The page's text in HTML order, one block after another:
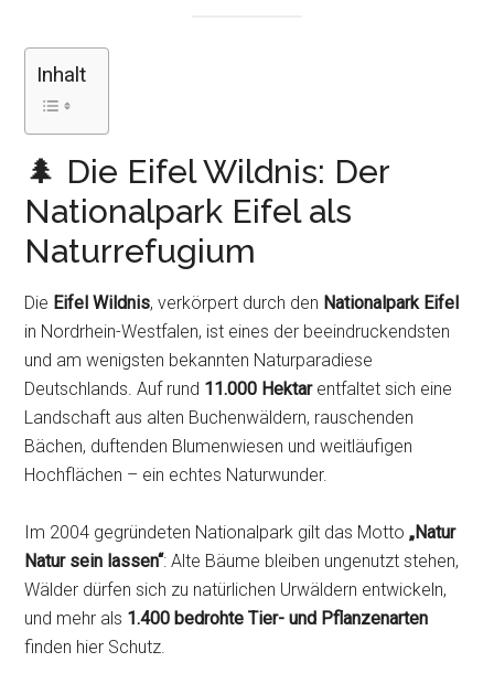
Inhalt
🌲 Die Eifel Wildnis: Der
Nationalpark Eifel als
Naturrefugium
Die Eifel Wildnis, verkörpert durch den Nationalpark Eifel
in Nordrhein-Westfalen, ist eines der beeindruckendsten
und am wenigsten bekannten Naturparadiese
Deutschlands. Auf rund 11.000 Hektarentfaltet sich eine
Landschaft aus alten Buchenwäldern, rauschenden
Bächen, duftenden Blumenwiesen und weitläufigen
Hochflächen – ein echtes Naturwunder.
Im 2004 gegründeten Nationalpark gilt das Motto„Natur
Natur sein lassen“: Alte Bäume bleiben ungenutzt stehen,
Wälder dürfen sich zu natürlichen Urwäldern entwickeln,
und mehr als 1.400 bedrohte Tier- und Pflanzenarten
finden hier Schutz.